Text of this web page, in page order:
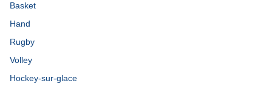
Basket
Hand
Rugby
Volley
Hockey-sur-glace